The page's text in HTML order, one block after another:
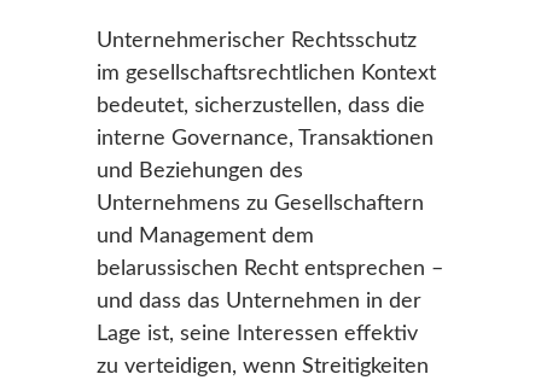
Unternehmerischer Rechtsschutz
im gesellschaftsrechtlichen Kontext
bedeutet, sicherzustellen, dass die
interne Governance, Transaktionen
und Beziehungen des
Unternehmens zu Gesellschaftern
und Management dem
belarussischen Recht entsprechen –
und dass das Unternehmen in der
Lage ist, seine Interessen effektiv
zu verteidigen, wenn Streitigkeiten